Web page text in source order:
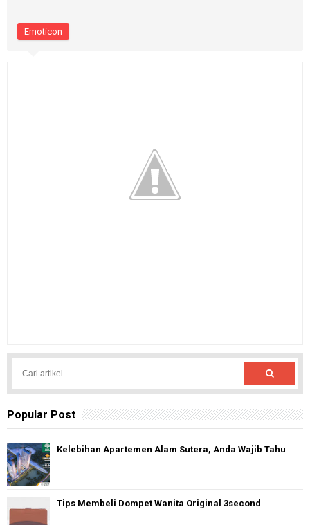
Emoticon
Popular Post
Kelebihan Apartemen Alam Sutera, Anda Wajib Tahu
Tips Membeli Dompet Wanita Original 3second